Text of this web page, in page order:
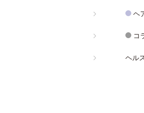
ヘ
コ
ヘル